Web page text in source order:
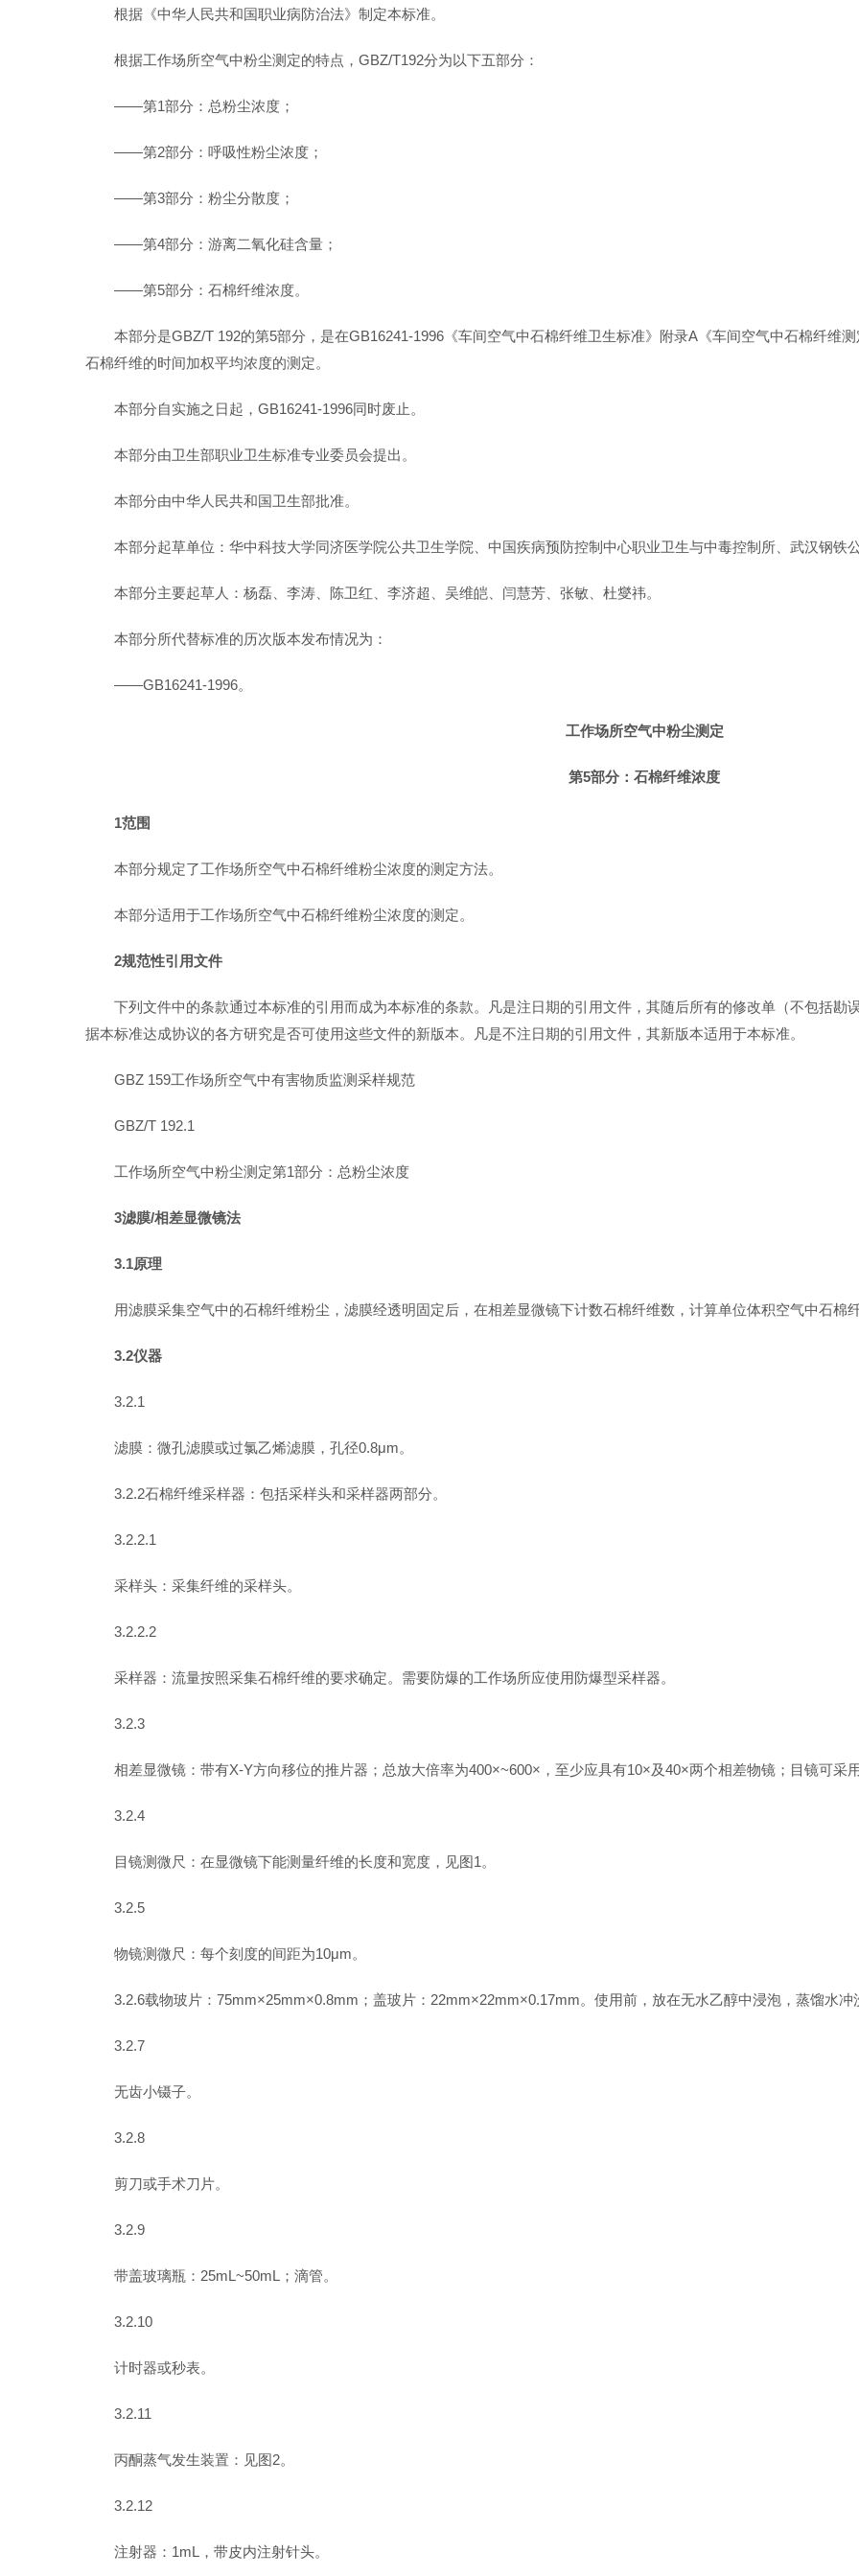
根据《中华人民共和国职业病防治法》制定本标准。
根据工作场所空气中粉尘测定的特点，GBZ/T192分为以下五部分：
——第1部分：总粉尘浓度；
——第2部分：呼吸性粉尘浓度；
——第3部分：粉尘分散度；
——第4部分：游离二氧化硅含量；
——第5部分：石棉纤维浓度。
本部分是GBZ/T 192的第5部分，是在GB16241-1996《车间空气中石棉纤维卫生标准》附录A《车间空气中石棉纤维
石棉纤维的时间加权平均浓度的测定。
本部分自实施之日起，GB16241-1996同时废止。
本部分由卫生部职业卫生标准专业委员会提出。
本部分由中华人民共和国卫生部批准。
本部分起草单位：华中科技大学同济医学院公共卫生学院、中国疾病预防控制中心职业卫生与中毒控制所、武汉钢铁
本部分主要起草人：杨磊、李涛、陈卫红、李济超、吴维皑、闫慧芳、张敏、杜燮祎。
本部分所代替标准的历次版本发布情况为：
——GB16241-1996。
工作场所空气中粉尘测定
第5部分：石棉纤维浓度
1范围
本部分规定了工作场所空气中石棉纤维粉尘浓度的测定方法。
本部分适用于工作场所空气中石棉纤维粉尘浓度的测定。
2规范性引用文件
下列文件中的条款通过本标准的引用而成为本标准的条款。凡是注日期的引用文件，其随后所有的修改单（不包括勘
据本标准达成协议的各方研究是否可使用这些文件的新版本。凡是不注日期的引用文件，其新版本适用于本标准。
GBZ 159工作场所空气中有害物质监测采样规范
GBZ/T 192.1
工作场所空气中粉尘测定第1部分：总粉尘浓度
3滤膜/相差显微镜法
3.1原理
用滤膜采集空气中的石棉纤维粉尘，滤膜经透明固定后，在相差显微镜下计数石棉纤维数，计算单位体积空气中石棉纤
3.2仪器
3.2.1
滤膜：微孔滤膜或过氯乙烯滤膜，孔径0.8μm。
3.2.2石棉纤维采样器：包括采样头和采样器两部分。
3.2.2.1
采样头：采集纤维的采样头。
3.2.2.2
采样器：流量按照采集石棉纤维的要求确定。需要防爆的工作场所应使用防爆型采样器。
3.2.3
相差显微镜：带有X-Y方向移位的推片器；总放大倍率为400×~600×，至少应具有10×及40×两个相差物镜；目镜可采
3.2.4
目镜测微尺：在显微镜下能测量纤维的长度和宽度，见图1。
3.2.5
物镜测微尺：每个刻度的间距为10μm。
3.2.6载物玻片：75mm×25mm×0.8mm；盖玻片：22mm×22mm×0.17mm。使用前，放在无水乙醇中浸泡，蒸馏水冲
3.2.7
无齿小镊子。
3.2.8
剪刀或手术刀片。
3.2.9
带盖玻璃瓶：25mL~50mL；滴管。
3.2.10
计时器或秒表。
3.2.11
丙酮蒸气发生装置：见图2。
3.2.12
注射器：1mL，带皮内注射针头。